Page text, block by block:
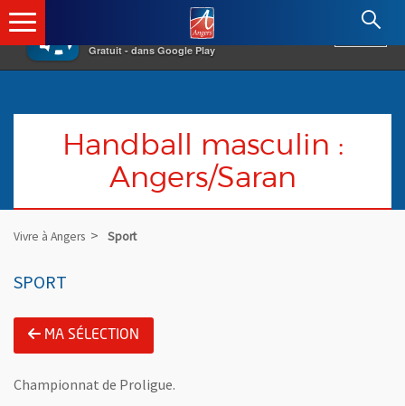
×
Gratuit - dans Google Play
Angers.fr : Retour à l'accueil
Handball masculin :
Angers/Saran
Vivre à Angers Sport
SPORT
MA SÉLECTION
Championnat de Proligue.